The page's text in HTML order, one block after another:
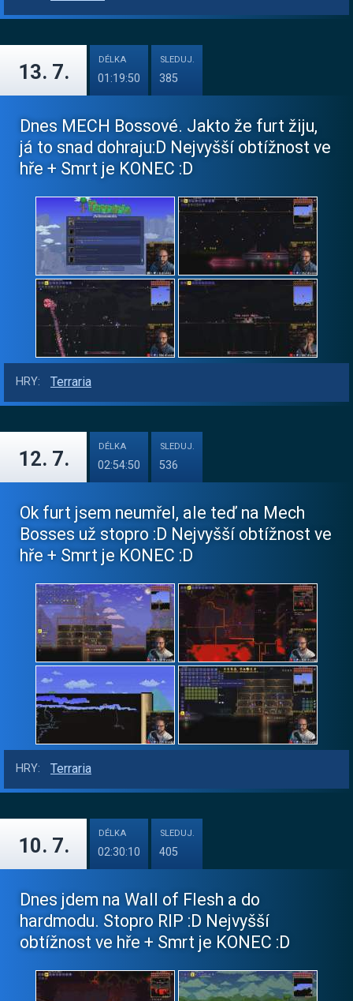
13. 7.
DÉLKA
01:19:50
SLEDUJ.
385
Dnes MECH Bossové. Jakto že furt žiju,
já to snad dohraju:D Nejvyšší obtížnost ve
hře + Smrt je KONEC :D
HRY: Terraria
12. 7.
DÉLKA
02:54:50
SLEDUJ.
536
Ok furt jsem neumřel, ale teď na Mech
Bosses už stopro :D Nejvyšší obtížnost ve
hře + Smrt je KONEC :D
HRY: Terraria
10. 7.
DÉLKA
02:30:10
SLEDUJ.
405
Dnes jdem na Wall of Flesh a do
hardmodu. Stopro RIP :D Nejvyšší
obtížnost ve hře + Smrt je KONEC :D